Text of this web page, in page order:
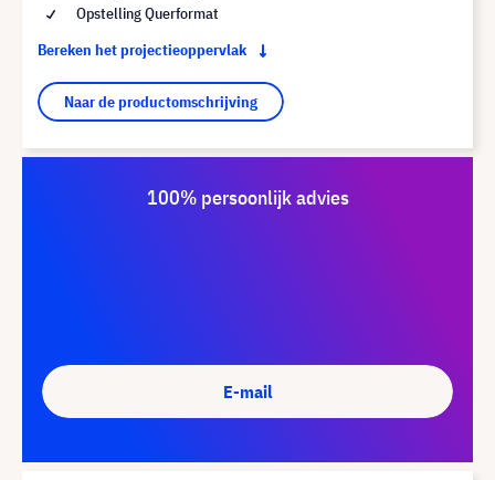
Opstelling Querformat
Bereken het projectieoppervlak
Naar de productomschrijving
100% persoonlijk advies
E-mail